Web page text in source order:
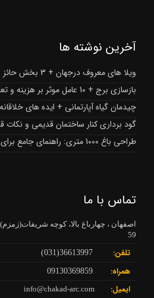
آخرین نوشته ها
ویلا های معروف درجهان + 3 بخش حائز اهمیت درمورد آن ها !
بازسازی برج + 10 عامل موثر بر هزینه و تعرفه اجرای استاندارد
چیدمان گیاه آپارتمانی + ایده های خلاقانه
گود برداری کنار ساختمان قدیمی و نکات
طراحی باغ 1000 متری: راهنمای جامع برای خلق فضای سبز رویایی
تماس با ما
اصفهان ، چهارباغ بالا، کوچه
59
تلفن: 36613997(031)
همراه: 09130369859
ایمیل: info@chakad-arc.com